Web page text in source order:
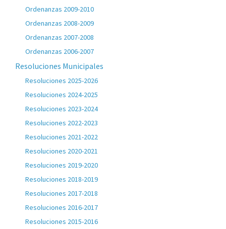
Ordenanzas 2009-2010
Ordenanzas 2008-2009
Ordenanzas 2007-2008
Ordenanzas 2006-2007
Resoluciones Municipales
Resoluciones 2025-2026
Resoluciones 2024-2025
Resoluciones 2023-2024
Resoluciones 2022-2023
Resoluciones 2021-2022
Resoluciones 2020-2021
Resoluciones 2019-2020
Resoluciones 2018-2019
Resoluciones 2017-2018
Resoluciones 2016-2017
Resoluciones 2015-2016